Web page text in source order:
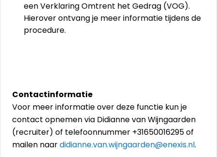
een Verklaring Omtrent het Gedrag (VOG).
Hierover ontvang je meer informatie tijdens de
procedure.
Contactinformatie
Voor meer informatie over deze functie kun je
contact opnemen via Didianne van Wijngaarden
(recruiter) of telefoonnummer +31650016295 of
mailen naardidianne.van.wijngaarden@enexis.nl.